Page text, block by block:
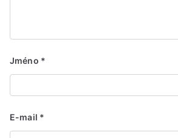
Jméno *
E-mail *